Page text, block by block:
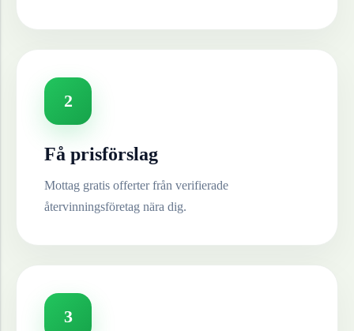
2
Få prisförslag
Mottag gratis offerter från verifierade
återvinningsföretag nära dig.
3